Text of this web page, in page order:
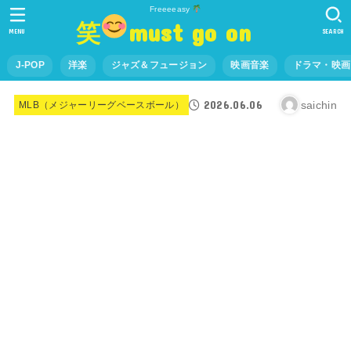
Freeeeasy
笑 must go on
J-POP 洋楽 ジャズ＆フュージョン 映画音楽 ドラマ・映
SEARCH
MENU
MLB（メジャーリーグベースボール） 2026.06.06 saichin